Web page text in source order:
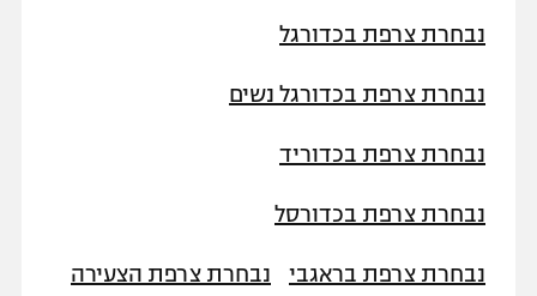
נבחרת צרפת בכדורגל
נבחרת צרפת בכדורגל נשים
נבחרת צרפת בכדוריד
נבחרת צרפת בכדורסל
נבחרת צרפת בראגבי נבחרת צרפת הצעירה